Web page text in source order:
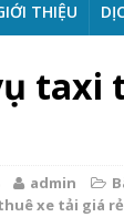
THIỆU
taxi
admin
xe tải giá rẻ